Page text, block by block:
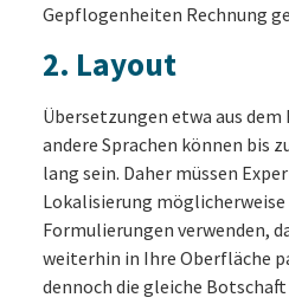
Gepflogenheiten Rechnung
2. Layout
Übersetzungen etwa aus dem
andere Sprachen können bis
lang sein. Daher müssen
Lokalisierung möglicherweise
Formulierungen verwenden,
weiterhin in Ihre Oberfläche
dennoch die gleiche